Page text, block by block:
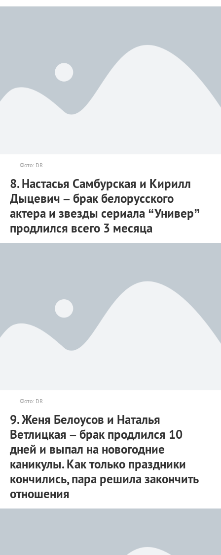
Фото: DR
8. Настасья Самбурская и Кирилл
Дыцевич – брак белорусского
актера и звезды сериала “Универ”
продлился всего 3 месяца
Фото: DR
9. Женя Белоусов и Наталья
Ветлицкая – брак продлился 10
дней и выпал на новогодние
каникулы. Как только праздники
кончились, пара решила закончить
отношения